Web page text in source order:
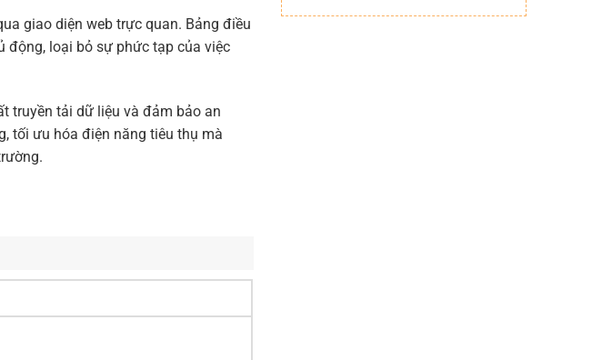
giao diện web trực quan. Bảng điều
động, loại bỏ sự phức tạp của việc
truyền tải dữ liệu và đảm bảo an
tối ưu hóa điện năng tiêu thụ mà